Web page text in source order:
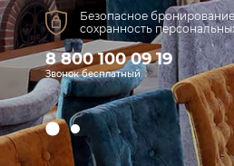
Безопасное
сохранность
8 800 100 09 19
Звонок бесплатный